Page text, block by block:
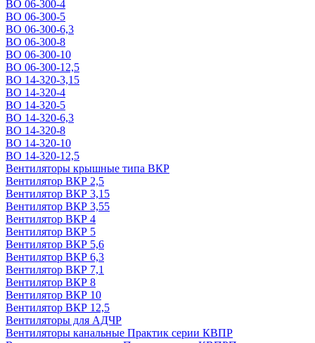
ВО 06-300-4
ВО 06-300-5
ВО 06-300-6,3
ВО 06-300-8
ВО 06-300-10
ВО 06-300-12,5
ВО 14-320-3,15
ВО 14-320-4
ВО 14-320-5
ВО 14-320-6,3
ВО 14-320-8
ВО 14-320-10
ВО 14-320-12,5
Вентиляторы крышные типа ВКР
Вентилятор ВКР 2,5
Вентилятор ВКР 3,15
Вентилятор ВКР 3,55
Вентилятор ВКР 4
Вентилятор ВКР 5
Вентилятор ВКР 5,6
Вентилятор ВКР 6,3
Вентилятор ВКР 7,1
Вентилятор ВКР 8
Вентилятор ВКР 10
Вентилятор ВКР 12,5
Вентиляторы для АДЧР
Вентиляторы канальные Практик серии КВПР